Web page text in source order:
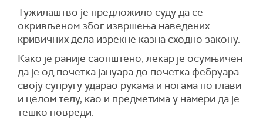
Тужилаштво је предложило суду да се
окривљеном због извршења наведених
кривичних дела изрекне казна сходно закону.
Како је раније саопштено, лекар је осумњичен
да је од почетка јануара до почетка фебруара
своју супругу ударао рукама и ногама по глави
и целом телу, као и предметима у намери да је
тешко повреди.